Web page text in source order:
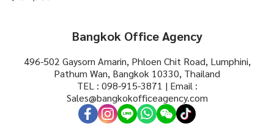
Bangkok Office Agency
496-502 Gaysorn Amarin, Phloen Chit Road, Lumphini,
Pathum Wan, Bangkok 10330, Thailand
TEL : 098-915-3871 | Email :
Sales@bangkokofficeagency.com